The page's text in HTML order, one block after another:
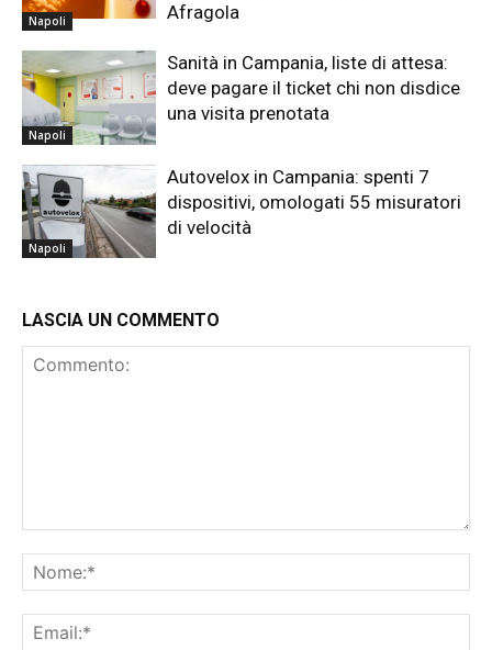
Napoli
Afragola
Napoli
Sanità in Campania, liste di attesa:
deve pagare il ticket chi non disdice
una visita prenotata
Napoli
Autovelox in Campania: spenti 7
dispositivi, omologati 55 misuratori
di velocità
LASCIA UN COMMENTO